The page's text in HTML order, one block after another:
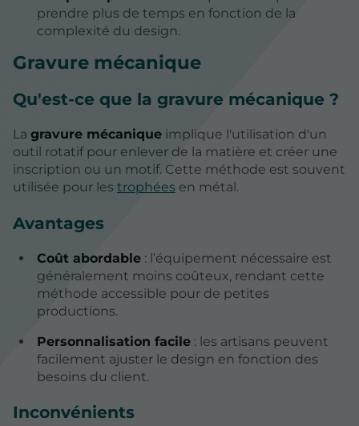
prendre plus de temps en fonction de la
complexité du design.
Gravure mécanique
Qu'est-ce que la gravure mécanique ?
La gravure mécanique implique l'utilisation d'un
outil rotatif pour enlever de la matière et créer une
inscription ou un motif. Cette méthode est souvent
utilisée pour les trophées en métal.
Avantages
Coût abordable: l’équipement nécessaire est
généralement moins coûteux, rendant cette
méthode accessible pour de petites
productions.
Personnalisation facile: les artisans peuvent
facilement ajuster le design en fonction des
besoins du client.
Inconvénients